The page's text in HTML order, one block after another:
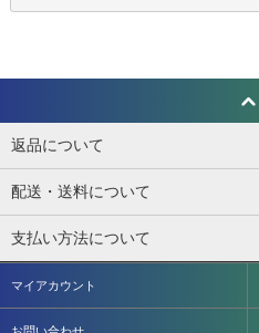
返品について
配送・送料について
支払い方法について
マイアカウント